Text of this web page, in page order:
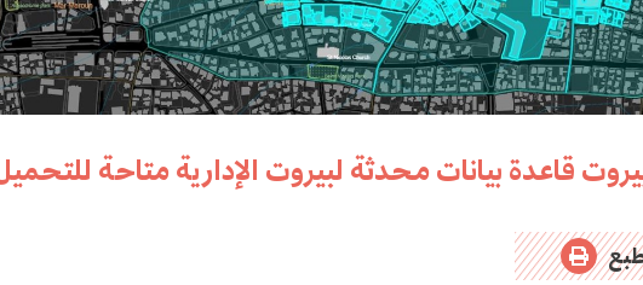
قاعدة بيانات محدثة لبيروت الإدارية متاحة